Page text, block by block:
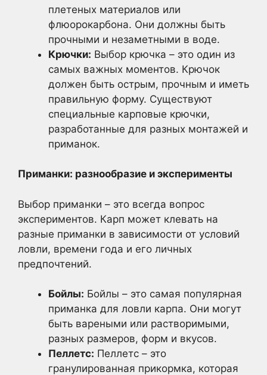
плетеных материалов или
флюорокарбона. Они должны быть
прочными и незаметными в воде.
Крючки: Выбор крючка – это один из
самых важных моментов. Крючок
должен быть острым, прочным и иметь
правильную форму. Существуют
специальные карповые крючки,
разработанные для разных монтажей и
приманок.
Приманки: разнообразие и эксперименты
Выбор приманки – это всегда вопрос
экспериментов. Карп может клевать на
разные приманки в зависимости от условий
ловли, времени года и его личных
предпочтений.
Бойлы: Бойлы – это самая популярная
приманка для ловли карпа. Они могут
быть вареными или растворимыми,
разных размеров, форм и вкусов.
Пеллетс: Пеллетс – это
гранулированная прикормка, которая